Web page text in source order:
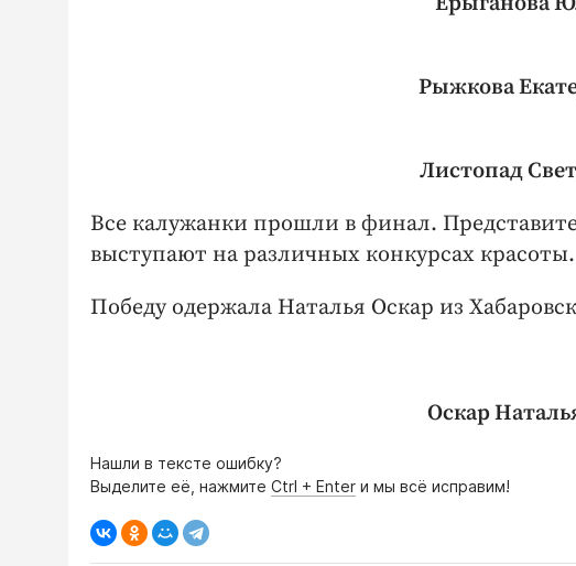
Рыжкова
Листопад
Все калужанки прошли в финал.
выступают на различных конкурсах красоты.
Победу одержала Наталья Оскар из
Оскар
Нашли в тексте ошибку?
Выделите её, нажмите Ctrl + Enter и мы всё исправим!